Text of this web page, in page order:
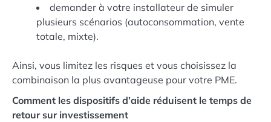
demander à votre installateur de simuler
plusieurs scénarios (autoconsommation, vente
totale, mixte).
Ainsi, vous limitez les risques et vous choisissez la
combinaison la plus avantageuse pour votre PME.
Comment les dispositifs d’aide réduisent le temps de
retour sur investissement